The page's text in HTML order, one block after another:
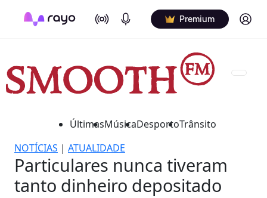
On Air Podcasts Premium Log in
ÚltimasMúsicaDesportoTrânsito
NOTÍCIAS | ATUALIDADE
Particulares nunca tiveram
tanto dinheiro depositado